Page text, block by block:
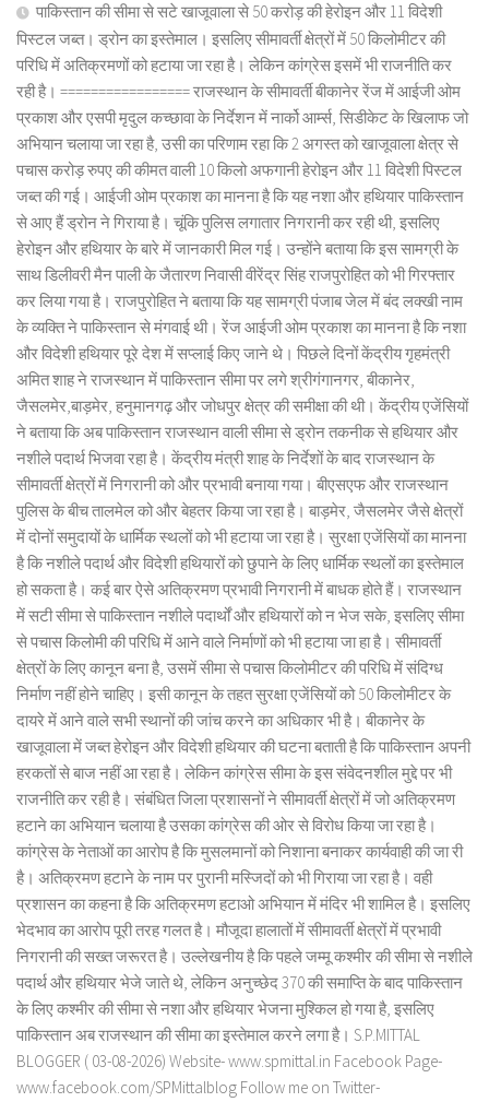
पाकिस्तान की सीमा से सटे खाजूवाला से 50 करोड़ की हेरोइन और 11 विदेशी
पिस्टल जब्त। ड्रोन का इस्तेमाल। इसलिए सीमावर्ती क्षेत्रों में 50 किलोमीटर की
परिधि में अतिक्रमणों को हटाया जा रहा है। लेकिन कांग्रेस इसमें भी राजनीति कर
रही है। ================= राजस्थान के सीमावर्ती बीकानेर रेंज में आईजी ओम
प्रकाश और एसपी मृदुल कच्छावा के निर्देशन में नार्को आर्म्स, सिडीकेट के खिलाफ जो
अभियान चलाया जा रहा है, उसी का परिणाम रहा कि 2 अगस्त को खाजूवाला क्षेत्र से
पचास करोड़ रुपए की कीमत वाली 10 किलो अफगानी हेरोइन और 11 विदेशी पिस्टल
जब्त की गई। आईजी ओम प्रकाश का मानना है कि यह नशा और हथियार पाकिस्तान
से आए हैं ड्रोन ने गिराया है। चूंकि पुलिस लगातार निगरानी कर रही थी, इसलिए
हेरोइन और हथियार के बारे में जानकारी मिल गई। उन्होंने बताया कि इस सामग्री के
साथ डिलीवरी मैन पाली के जैतारण निवासी वीरेंद्र सिंह राजपुरोहित को भी गिरफ्तार
कर लिया गया है। राजपुरोहित ने बताया कि यह सामग्री पंजाब जेल में बंद लक्खी नाम
के व्यक्ति ने पाकिस्तान से मंगवाई थी। रेंज आईजी ओम प्रकाश का मानना है कि नशा
और विदेशी हथियार पूरे देश में सप्लाई किए जाने थे। पिछले दिनों केंद्रीय गृहमंत्री
अमित शाह ने राजस्थान में पाकिस्तान सीमा पर लगे श्रीगंगानगर, बीकानेर,
जैसलमेर,बाड़मेर, हनुमानगढ़ और जोधपुर क्षेत्र की समीक्षा की थी। केंद्रीय एजेंसियों
ने बताया कि अब पाकिस्तान राजस्थान वाली सीमा से ड्रोन तकनीक से हथियार और
नशीले पदार्थ भिजवा रहा है। केंद्रीय मंत्री शाह के निर्देशों के बाद राजस्थान के
सीमावर्ती क्षेत्रों में निगरानी को और प्रभावी बनाया गया। बीएसएफ और राजस्थान
पुलिस के बीच तालमेल को और बेहतर किया जा रहा है। बाड़मेर, जैसलमेर जैसे क्षेत्रों
में दोनों समुदायों के धार्मिक स्थलों को भी हटाया जा रहा है। सुरक्षा एजेंसियों का मानना
है कि नशीले पदार्थ और विदेशी हथियारों को छुपाने के लिए धार्मिक स्थलों का इस्तेमाल
हो सकता है। कई बार ऐसे अतिक्रमण प्रभावी निगरानी में बाधक होते हैं। राजस्थान
में सटी सीमा से पाकिस्तान नशीले पदार्थों और हथियारों को न भेज सके, इसलिए सीमा
से पचास किलोमी की परिधि में आने वाले निर्माणों को भी हटाया जा हा है। सीमावर्ती
क्षेत्रों के लिए कानून बना है, उसमें सीमा से पचास किलोमीटर की परिधि में संदिग्ध
निर्माण नहीं होने चाहिए। इसी कानून के तहत सुरक्षा एजेंसियों को 50 किलोमीटर के
दायरे में आने वाले सभी स्थानों की जांच करने का अधिकार भी है। बीकानेर के
खाजूवाला में जब्त हेरोइन और विदेशी हथियार की घटना बताती है कि पाकिस्तान अपनी
हरकतों से बाज नहीं आ रहा है। लेकिन कांग्रेस सीमा के इस संवेदनशील मुद्दे पर भी
राजनीति कर रही है। संबंधित जिला प्रशासनों ने सीमावर्ती क्षेत्रों में जो अतिक्रमण
हटाने का अभियान चलाया है उसका कांग्रेस की ओर से विरोध किया जा रहा है।
कांग्रेस के नेताओं का आरोप है कि मुसलमानों को निशाना बनाकर कार्यवाही की जा री
है। अतिक्रमण हटाने के नाम पर पुरानी मस्जिदों को भी गिराया जा रहा है। वही
प्रशासन का कहना है कि अतिक्रमण हटाओ अभियान में मंदिर भी शामिल है। इसलिए
भेदभाव का आरोप पूरी तरह गलत है। मौजूदा हालातों में सीमावर्ती क्षेत्रों में प्रभावी
निगरानी की सख्त जरूरत है। उल्लेखनीय है कि पहले जम्मू कश्मीर की सीमा से नशीले
पदार्थ और हथियार भेजे जाते थे, लेकिन अनुच्छेद 370 की समाप्ति के बाद पाकिस्तान
के लिए कश्मीर की सीमा से नशा और हथियार भेजना मुश्किल हो गया है, इसलिए
पाकिस्तान अब राजस्थान की सीमा का इस्तेमाल करने लगा है। S.P.MITTAL
BLOGGER ( 03-08-2026) Website- www.spmittal.in Facebook Page-
www.facebook.com/SPMittalblog Follow me on Twitter-